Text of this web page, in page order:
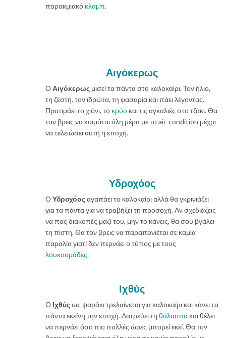
παρακμιακό κλαμπ.
Αιγόκερως
ΟΑιγόκερως μισεί τα πάντα στο καλοκαίρι. Τον ήλιο,
τη ζέστη, τον ιδρώτα, τη φασαρία και πάει λέγοντας.
Προτιμάει το χιόνι, το κρύο και τις αγκαλιές στο τζάκι. Θα
τον βρεις να κοιμάται όλη μέρα με το air-condition μέχρι
να τελειώσει αυτή η εποχή.
Υδροχόος
ΟΥδροχόοςαγαπάει το καλοκαίρι αλλά θα γκρινιάζει
για τα πάντα για να τραβήξει τη προσοχή. Αν σχεδιάζεις
να πας διακοπές μαζί του, μην το κάνεις, θα σου βγάλει
τη πίστη. Θα τον βρεις να παραπονιέται σε καμία
παραλία γιατί δεν περνάει ο τύπος με τους
λουκουμάδες.
Ιχθύς
Ο Ιχθύςως ψαράκι τρελαίνεται για καλοκαίρι και κάνει τα
πάντα εκείνη την εποχή. Λατρεύει τη θάλασσα και θέλει
να περνάει όσο πιο πολλές ώρες μπορεί εκεί. Θα τον